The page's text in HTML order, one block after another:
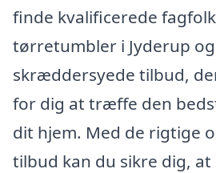
finde kvalificerede
tørretumbler i Jyderup
skræddersyede tilbud,
for dig at træffe den
dit hjem. Med de rigtige
tilbud kan du sikre dig, at